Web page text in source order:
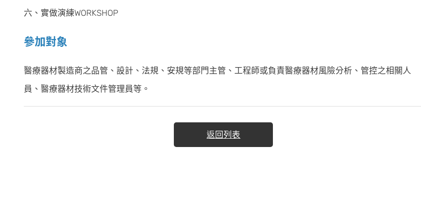
六、實做演練WORKSHOP
參加對象
醫療器材製造商之品管、設計、法規、安規等部門主管、工程師或負責醫療器材風險分析、管控之相關人
員、醫療器材技術文件管理員等。
返回列表